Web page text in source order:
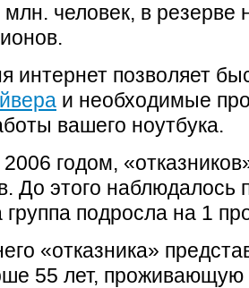
человек, в резерве
интернет позволяет
и необходимые
вашего ноутбука.
годом,
До этого наблюдалось
группа подросла на 1
«отказника»
55 лет, проживающую